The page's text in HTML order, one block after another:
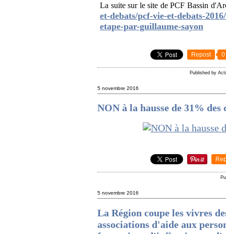
La suite sur le site de PCF Bassin
et-debats/pcf-vie-et-debats-
etape-par-guillaume-sayon
Repost 0
Published by
5 novembre 2016
NON à la hausse de 31%
5 novembre 2016
La Région coupe les vivres
associations d'aide aux